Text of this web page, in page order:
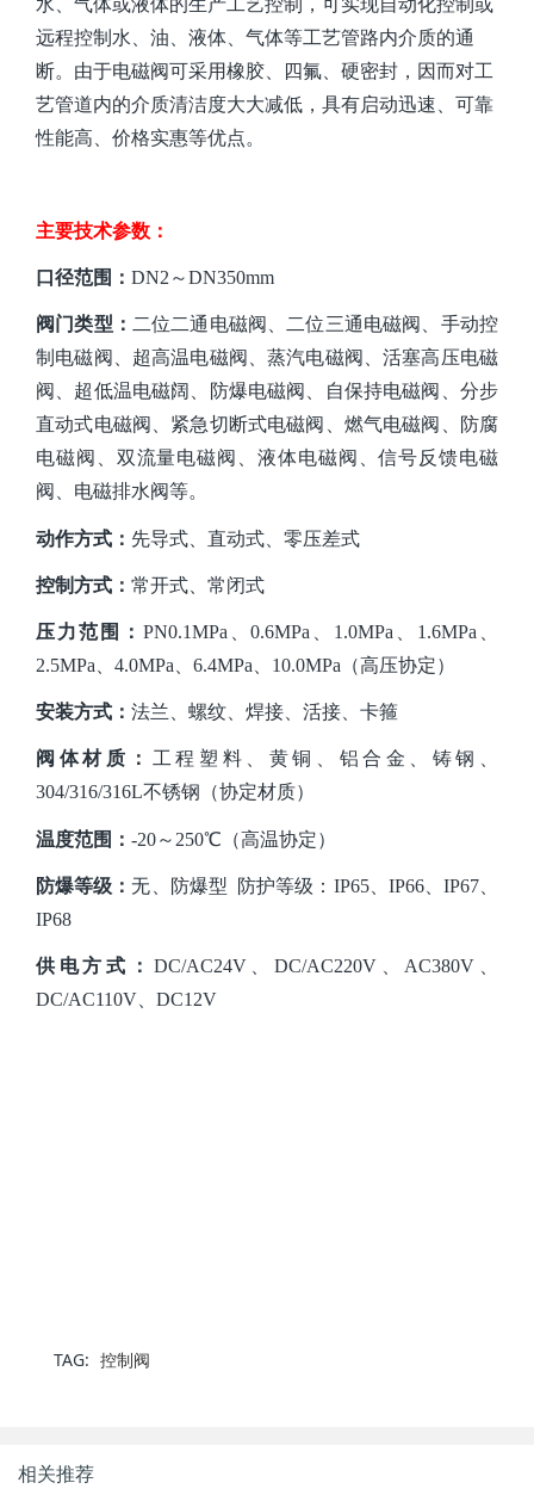
远程控制水、油、液体、气体等工艺管路内介质的通
断。由于电磁阀可采用橡胶、四氟、硬密封，因而对工
艺管道内的介质清洁度大大减低，具有启动迅速、可靠
性能高、价格实惠等优点。
主要技术参数：
口径范围： DN2～DN350mm
阀门类型： 二位二通电磁阀、二位三通电磁阀、手动控
制电磁阀、超高温电磁阀、蒸汽电磁阀、活塞高压电磁
阀、超低温电磁阔、防爆电磁阀、自保持电磁阀、分步
直动式电磁阀、紧急切断式电磁阀、燃气电磁阀、防腐
电磁阀、双流量电磁阀、液体电磁阀、信号反馈电磁
阀、电磁排水阀等。
动作方式 ： 先导式、直动式、零压差式
控制方式： 常开式、常闭式
压力范围： PN0.1MPa、0.6MPa、1.0MPa、1.6MPa、
2.5MPa、4.0MPa、6.4MPa、 10.0MPa （高压协定）
安装方式： 法兰 、螺纹、焊接、活接、卡箍
阀体材质： 工程塑料、黄铜、铝合金、铸钢、
304/316/316L不锈钢（协定材质）
温度范围： -20～250℃（高温协定）
防爆等级：无、防爆型 防护等级：IP65、IP66、IP67、
IP68
供电方式： DC/AC24V、DC/AC220V、AC380V、
DC/AC110V、DC12V
TAG: 控制阀
相关推荐